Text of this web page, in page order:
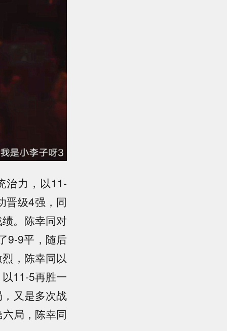
治力，以11-
晋级4强，同
。陈幸同对
9-9平，随后
，陈幸同以
11-5再胜一
又是多次战
局，陈幸同